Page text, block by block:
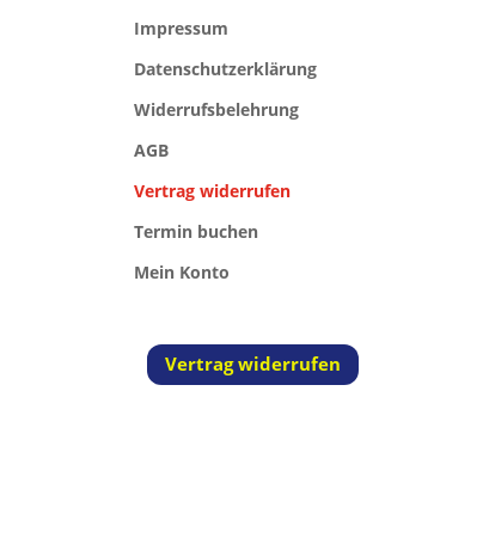
Impressum
Datenschutzerklärung
Widerrufsbelehrung
AGB
Vertrag widerrufen
Termin buchen
Mein Konto
Vertrag widerrufen